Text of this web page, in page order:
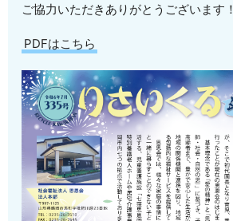
ご協力いただきありがとうございます！
PDFはこちら